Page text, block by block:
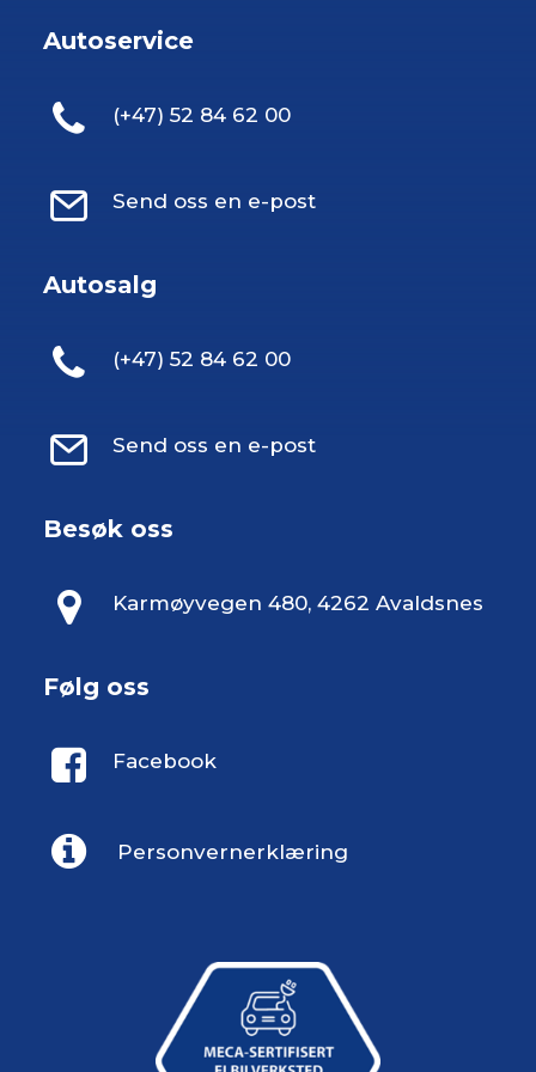
Autoservice
(+47) 52 84 62 00
Send oss en e-post
Autosalg
(+47) 52 84 62 00
Send oss en e-post
Besøk oss
Karmøyvegen 480, 4262 Avaldsnes
Følg oss
Facebook
Personvernerklæring